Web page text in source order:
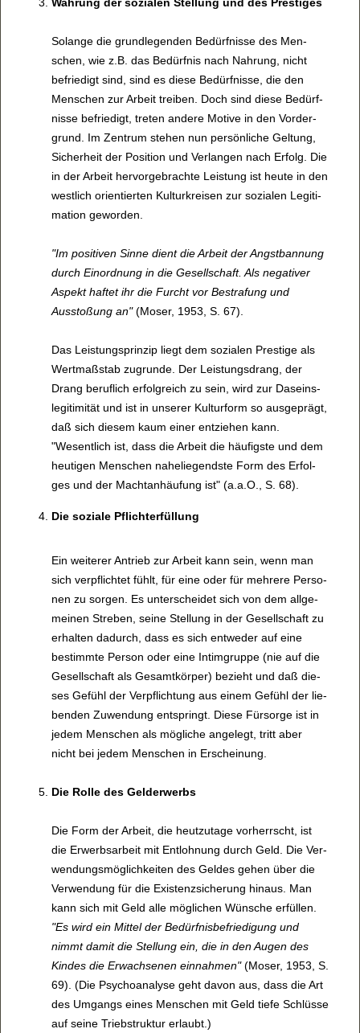
Solange die grund­le­gen­den Bedürf­nisse des Men­
schen, wie z.B. das Bedürf­nis nach Nah­rung, nicht
befrie­digt sind, sind es diese Bedürf­nisse, die den
Men­schen zur Arbeit trei­ben. Doch sind diese Bedürf­
nisse befrie­digt, tre­ten andere Motive in den Vor­der­
grund. Im Zen­trum ste­hen nun per­sön­li­che Gel­tung,
Sicher­heit der Posi­tion und Ver­lan­gen nach Erfolg. Die
in der Arbeit her­vor­ge­brachte Leis­tung ist heute in den
west­lich ori­en­tier­ten Kul­tur­krei­sen zur sozi­a­len Legi­ti­
ma­tion gewor­den.
"Im posi­ti­ven Sinne dient die Arbeit der Angst­ban­nung
durch Ein­ord­nung in die Gesell­schaft. Als nega­ti­ver
Aspekt haf­tet ihr die Furcht vor Bestra­fung und
Aussto­ßung an"(Moser, 1953, S. 67).
Das Leis­tungs­prin­zip liegt dem sozi­a­len Pres­tige als
Wert­maß­stab zugrunde. Der Leis­tungs­drang, der
Drang beruf­lich erfolg­reich zu sein, wird zur Daseins­
le­gi­ti­mi­tät und ist in unse­rer Kul­tur­form so aus­ge­prägt,
daß sich die­sem kaum einer ent­zie­hen kann.
"Wesent­lich ist, dass die Arbeit die häu­figste und dem
heu­ti­gen Men­schen nahe­lie­gendste Form des Erfol­
ges und der Macht­an­häu­fung ist" (a.a.O., S. 68).
Die sozi­ale Pflicht­er­fül­lung
Ein wei­te­rer Antrieb zur Arbeit kann sein, wenn man
sich ver­pflich­tet fühlt, für eine oder für meh­rere Per­so­
nen zu sor­gen. Es unter­schei­det sich von dem all­ge­
mei­nen Stre­ben, seine Stel­lung in der Gesell­schaft zu
erhal­ten dadurch, dass es sich ent­we­der auf eine
bestimmte Per­son oder eine Intim­gruppe (nie auf die
Gesell­schaft als Gesamt­kör­per) bezieht und daß die­
ses Gefühl der Ver­pflich­tung aus einem Gefühl der lie­
ben­den Zuwen­dung ent­springt. Diese Für­sorge ist in
jedem Men­schen als mög­li­che ange­legt, tritt aber
nicht bei jedem Men­schen in Erschei­nung.
Die Rolle des Gel­d­er­werbs
Die Form der Arbeit, die heut­zu­tage vor­herrscht, ist
die Erwerbs­a­r­beit mit Ent­loh­nung durch Geld. Die Ver­
wen­dungs­mög­lich­kei­ten des Gel­des gehen über die
Ver­wen­dung für die Exis­tenz­si­che­rung hin­aus. Man
kann sich mit Geld alle mög­li­chen Wün­sche erfül­len.
"Es wird ein Mit­tel der Bedürf­nis­be­frie­di­gung und
nimmt damit die Stel­lung ein, die in den Augen des
Kin­des die Erwach­se­nen ein­nah­men"(Moser, 1953, S.
69). (Die Psy­cho­ana­lyse geht davon aus, dass die Art
des Umgangs eines Men­schen mit Geld tiefe Schlüsse
auf seine Trieb­struk­tur erlaubt.)